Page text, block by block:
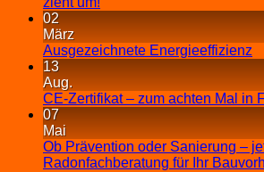
02
März
Ausgezeichnete Energieeffizienz
13
Aug.
CE-Zertifikat – zum achten Mal in
07
Mai
Ob Prävention oder Sanierung –
Radonfachberatung für Ihr